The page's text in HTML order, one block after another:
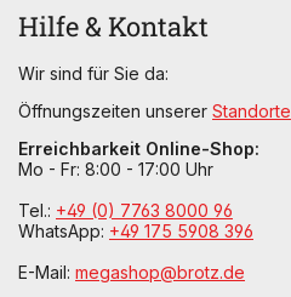
Hilfe & Kontakt
Wir sind für Sie da:
Öffnungszeiten unserer Standorte
Erreichbarkeit Online-Shop:
Mo - Fr: 8:00 - 17:00 Uhr
Tel.: +49 (0) 7763 8000 96
WhatsApp: +49 175 5908 396
E-Mail: megashop@brotz.de